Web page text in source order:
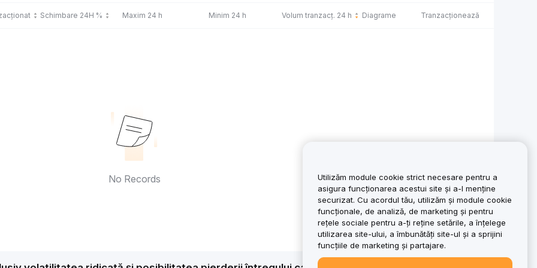
Schimbare 24H % Maxim 24 h Minim 24 h Volum tranzacț. 24 h Diagrame Tranzacționează
No Records
Utilizăm module cookie strict necesare pentru a
asigura funcționarea acestui site și a-l menține
securizat. Cu acordul tău, utilizăm și module cookie
funcționale, de analiză, de marketing și pentru
rețele sociale pentru a-ți reține setările, a înțelege
utilizarea site-ului, a îmbunătăți site-ul și a sprijini
funcțiile de marketing și partajare.